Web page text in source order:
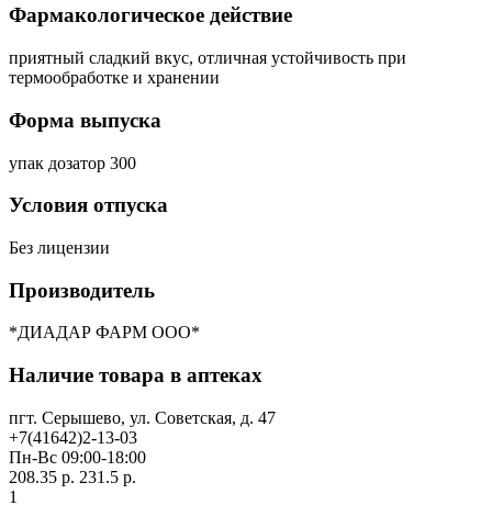
Фармакологическое действие
приятный сладкий вкус, отличная устойчивость при
термообработке и хранении
Форма выпуска
упак дозатор 300
Условия отпуска
Без лицензии
Производитель
*ДИАДАР ФАРМ ООО*
Наличие товара в аптеках
пгт. Серышево, ул. Советская, д. 47
+7(41642)2-13-03
Пн-Вс 09:00-18:00
208.35 р. 231.5 р.
1